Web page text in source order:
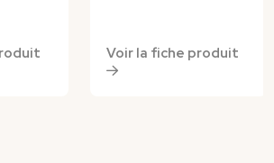
Voir la fiche produit